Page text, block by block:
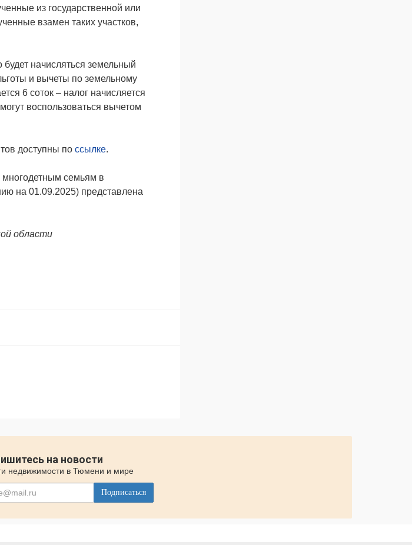
из государственной или
взамен таких участков,
начисляться земельный
и вычеты по земельному
6 соток – налог начисляется
воспользоваться вычетом
доступны по ссылке.
семьям в
на 01.09.2025) представлена
области
на новости
недвижимости в Тюмени и мире
Подписаться